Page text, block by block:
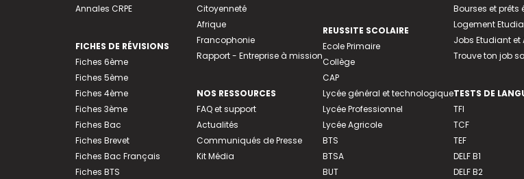
Annales CRPE
FICHES DE RÉVISIONS
Fiches 6ème
Fiches 5ème
Fiches 4ème
Fiches 3ème
Fiches Bac
Fiches Brevet
Fiches Bac Français
Fiches BTS
Citoyenneté
Afrique
Francophonie
Rapport - Entreprise à mission
NOS RESSOURCES
FAQ et support
Actualités
Communiqués de Presse
Kit Média
REUSSITE SCOLAIRE
Ecole Primaire
Collège
CAP
Lycée général et technologique
Lycée Professionnel
Lycée Agricole
BTS
BTSA
BUT
Bourses et prêts
Logement
Jobs Etudiant et
Trouve ton job
TESTS DE
TFI
TCF
TEF
DELF B1
DELF B2